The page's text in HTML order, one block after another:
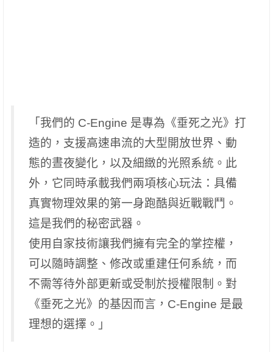
「我們的 C-Engine 是專為《垂死之光》打
造的，支援高速串流的大型開放世界、動
態的晝夜變化，以及細緻的光照系統。此
外，它同時承載我們兩項核心玩法：具備
真實物理效果的第一身跑酷與近戰戰鬥。
這是我們的秘密武器。
使用自家技術讓我們擁有完全的掌控權，
可以隨時調整、修改或重建任何系統，而
不需等待外部更新或受制於授權限制。對
《垂死之光》的基因而言，C-Engine 是最
理想的選擇。」